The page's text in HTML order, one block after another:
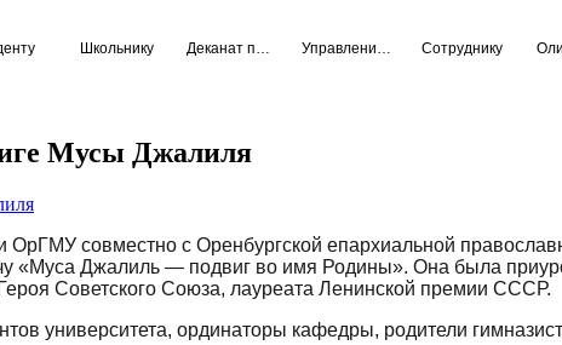
Школьнику Сотруднику
Мусы Джалиля
совместно с Оренбургской епархиальной
«Муса Джалиль — подвиг во имя Родины». Она была
Советского Союза, лауреата Ленинской премии СССР.
университета, ординаторы кафедры, родители